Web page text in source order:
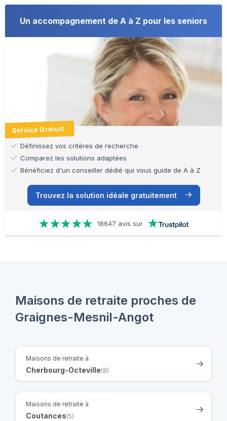
Un accompagnement de A à Z pour les seniors
Service Gratuit
Définissez vos critères de recherche
Comparez les solutions adaptées
Bénéficiez d'un conseiller dédié qui vous guide de A à Z
Trouvez la solution idéale gratuitement
18647 avis sur
Maisons de retraite proches de
Graignes-Mesnil-Angot
Maisons de retraite à
Cherbourg-Octeville(8)
Maisons de retraite à
Coutances(5)